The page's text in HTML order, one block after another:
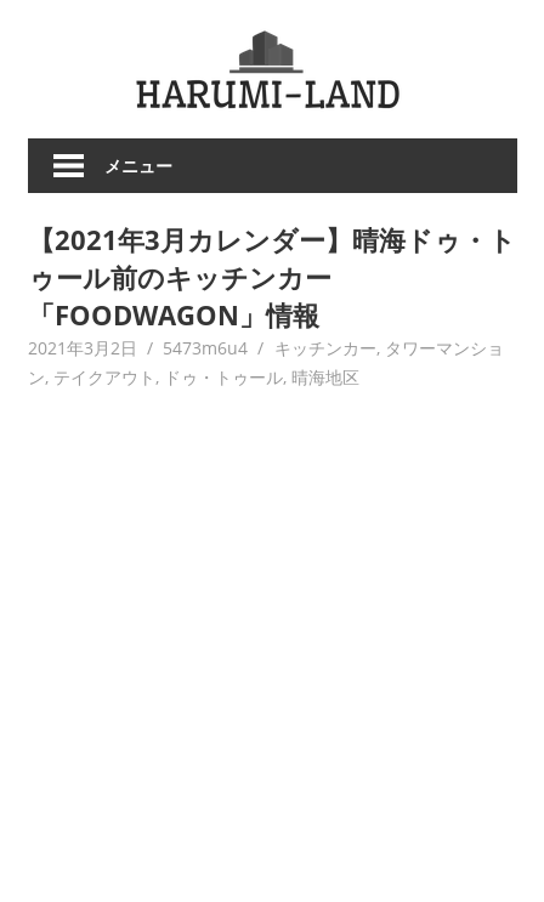
メニュー
【2021年3月カレンダー】晴海ドゥ・ト
ゥール前のキッチンカー
「FOODWAGON」情報
2021年3月2日 5473m6u4 キッチンカー, タワーマンショ
ン, テイクアウト , ドゥ・トゥール, 晴海地区